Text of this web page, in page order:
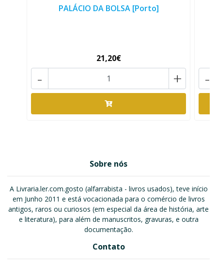
PALÁCIO DA BOLSA [Porto]
21,20€
+
- -
Sobre nós
A Livraria.ler.com.gosto (alfarrabista - livros usados), teve início
em Junho 2011 e está vocacionada para o comércio de livros
antigos, raros ou curiosos (em especial da área de história, arte
e literatura), para além de manuscritos, gravuras, e outra
documentação.
Contato